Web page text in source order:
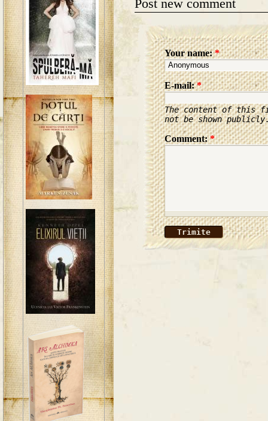
Post new comment
Your name:*
E-mail:*
The content of this
not be shown
Comment:*